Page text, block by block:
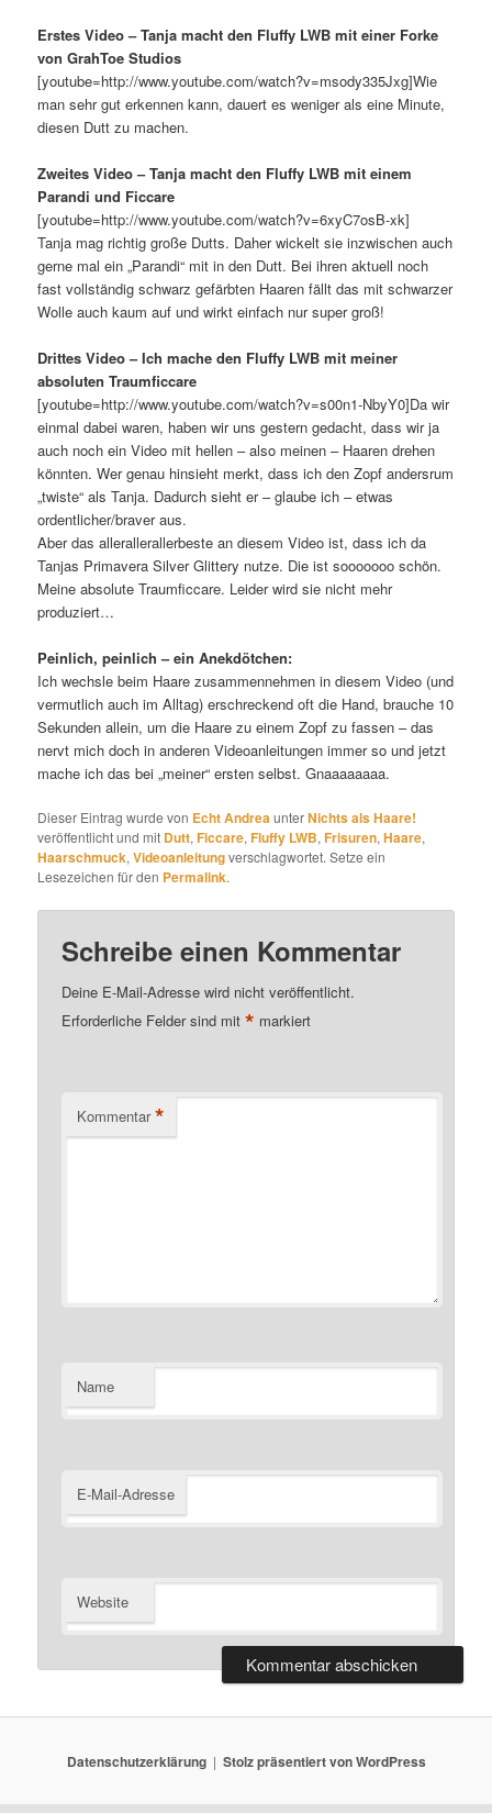
Erstes Video – Tanja macht den Fluffy LWB mit einer Forke
von GrahToe Studios
[youtube=http://www.youtube.com/watch?v=msody335Jxg]Wie
man sehr gut erkennen kann, dauert es weniger als eine Minute,
diesen Dutt zu machen.
Zweites Video – Tanja macht den Fluffy LWB mit einem
Parandi und Ficcare
[youtube=http://www.youtube.com/watch?v=6xyC7osB-xk]
Tanja mag richtig große Dutts. Daher wickelt sie inzwischen auch
gerne mal ein „Parandi“ mit in den Dutt. Bei ihren aktuell noch
fast vollständig schwarz gefärbten Haaren fällt das mit schwarzer
Wolle auch kaum auf und wirkt einfach nur super groß!
Drittes Video – Ich mache den Fluffy LWB mit meiner
absoluten Traumficcare
[youtube=http://www.youtube.com/watch?v=s00n1-NbyY0]Da wir
einmal dabei waren, haben wir uns gestern gedacht, dass wir ja
auch noch ein Video mit hellen – also meinen – Haaren drehen
könnten. Wer genau hinsieht merkt, dass ich den Zopf andersrum
„twiste“ als Tanja. Dadurch sieht er – glaube ich – etwas
ordentlicher/braver aus.
Aber das allerallerallerbeste an diesem Video ist, dass ich da
Tanjas Primavera Silver Glittery nutze. Die ist sooooooo schön.
Meine absolute Traumficcare. Leider wird sie nicht mehr
produziert…
Peinlich, peinlich – ein Anekdötchen:
Ich wechsle beim Haare zusammennehmen in diesem Video (und
vermutlich auch im Alltag) erschreckend oft die Hand, brauche 10
Sekunden allein, um die Haare zu einem Zopf zu fassen – das
nervt mich doch in anderen Videoanleitungen immer so und jetzt
mache ich das bei „meiner“ ersten selbst. Gnaaaaaaaa.
Dieser Eintrag wurde von Echt AndreaunterNichts als Haare!
veröffentlicht und mit Dutt,Ficcare,Fluffy LWB,Frisuren,Haare,
Haarschmuck,Videoanleitungverschlagwortet. Setze ein
Lesezeichen für den Permalink.
Schreibe einen Kommentar
Deine E-Mail-Adresse wird nicht veröffentlicht.
Erforderliche Felder sind mit* markiert
Kommentar *
Name
E-Mail-Adresse
Website
Datenschutzerklärung Stolz präsentiert von WordPress